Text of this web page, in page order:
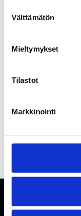
valinta
Välttämätön
Mieltymykset
Tilastot
Markkinointi
Tervetuloa